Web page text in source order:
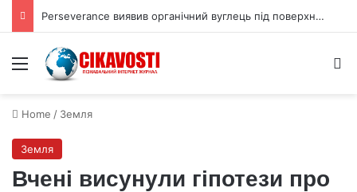
Perseverance виявив органічний вуглець під поверхнею Марса
Menu
Home / Земля
Земля
Вчені висунули гіпотези про